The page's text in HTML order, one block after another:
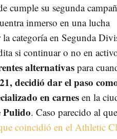
cumple su segunda
inmerso en una lucha
la categoría en Segunda
si continuar o no en
alternativas para
decidió dar el paso
en carnes en la
Pulido. Caso parecido al
coincidió en el Athletic